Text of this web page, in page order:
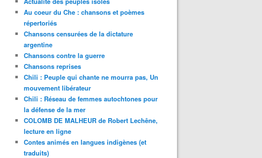
Au coeur du Che : chansons et poèmes
répertoriés
Chansons censurées de la dictature
argentine
Chansons contre la guerre
Chansons reprises
Chili : Peuple qui chante ne mourra pas, Un
mouvement libérateur
Chili : Réseau de femmes autochtones pour
la défense de la mer
COLOMB DE MALHEUR de Robert Lechêne,
lecture en ligne
Contes animés en langues indigènes (et
traduits)